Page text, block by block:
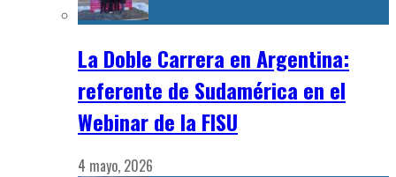
La Doble Carrera en Argentina:
referente de Sudamérica en el
Webinar de la FISU
4 mayo, 2026